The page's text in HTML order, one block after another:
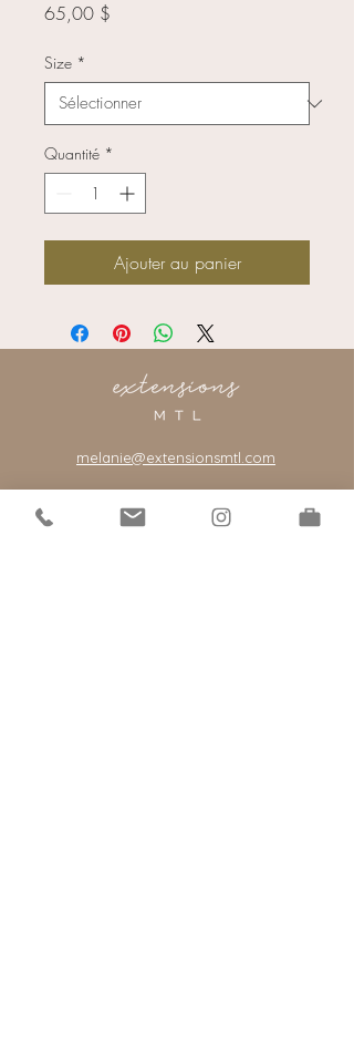
65,00 $
Size *
Quantité *
Ajouter au panier
melanie@extensionsmtl.com
101-2400
rue Centre